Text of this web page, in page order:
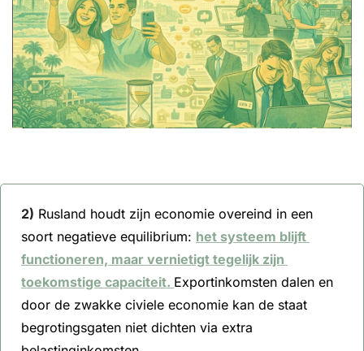
2) Rusland houdt zijn economie overeind in een
soort negatieve equilibrium: het systeem blijft
functioneren, maar vernietigt tegelijk zijn
toekomstige capaciteit. Exportinkomsten dalen en
door de zwakke civiele economie kan de staat
begrotingsgaten niet dichten via extra